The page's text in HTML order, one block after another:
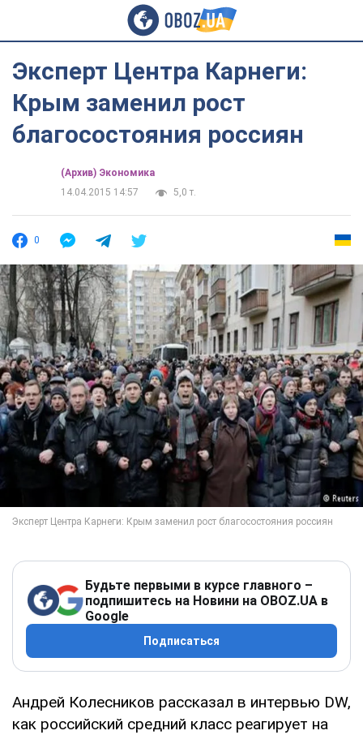
Эксперт Центра Карнеги:
Крым заменил рост
благосостояния россиян
(Архив) Экономика
14.04.2015 14:57
5,0 т.
0
Будьте первыми в курсе главного –
подпишитесь на Новини на OBOZ.UA в
Google
Подписаться
Андрей Колесников рассказал в интервью DW,
как российский средний класс реагирует на